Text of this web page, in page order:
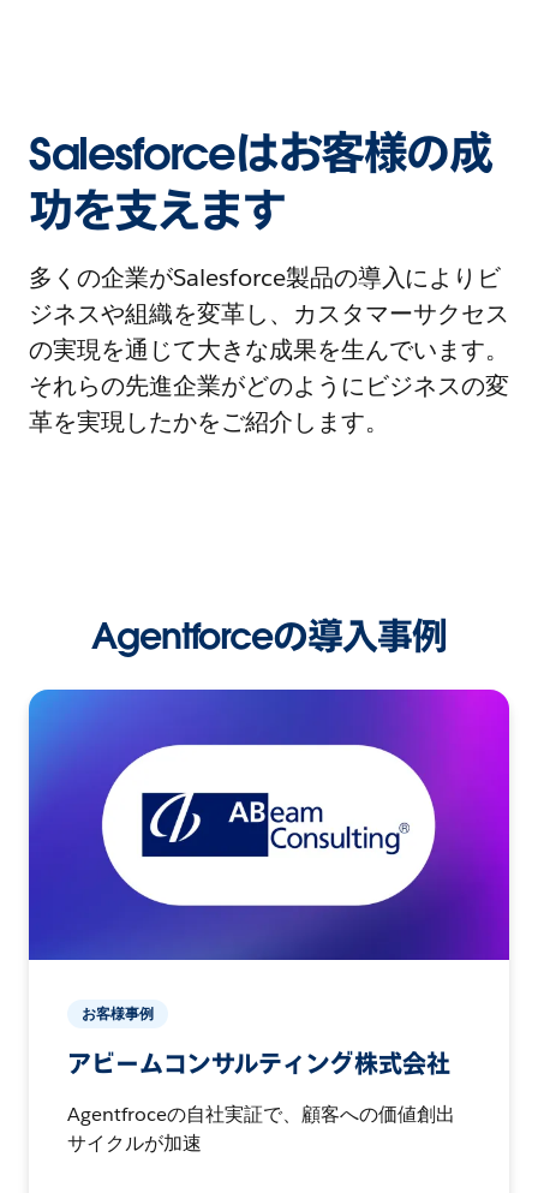
Salesforceはお客様の成
功を支えます
多くの企業がSalesforce製品の導入によりビ
ジネスや組織を変革し、カスタマーサクセス
の実現を通じて大きな成果を生んでいます。
それらの先進企業がどのようにビジネスの変
革を実現したかをご紹介します。
Agentforceの導入事例
お客様事例
アビームコンサルティング株式会社
Agentfroceの自社実証で、顧客への価値創出
サイクルが加速